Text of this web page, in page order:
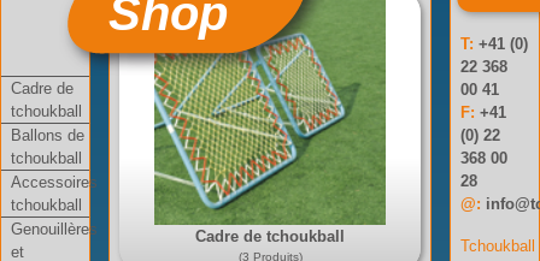
Shop
Cadre de
tchoukball
Ballons de
tchoukball
Accessoires
tchoukball
Genouillères
et
Cadre de tchoukball
(3 Produits)
T:+41 (0)
22 368
00 41
F:+41
(0) 22
368 00
28
@:
Tchoukball